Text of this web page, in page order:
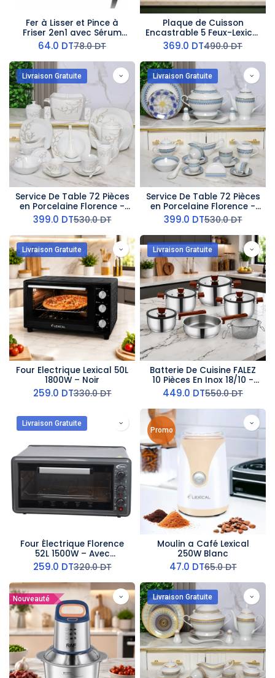
Fer à Lisser et Pince à
Friser 2en1 avec Sérum
Gratuit Lexical 50W
64.0 DT78.0DT
Plaque de Cuisson
Encastrable 5 Feux-Lexical
- Fonte
369.0 DT490.0DT
Livraison Gratuite
Service De Table 72 Pièces
en Porcelaine Florence -
Carré - G2228
399.0 DT530.0DT
Livraison Gratuite
Service De Table 72 Pièces
en Porcelaine Florence -
Rond -G2436
399.0 DT530.0DT
Livraison Gratuite
Four Electrique Lexical 50L
1800W – Noir
259.0 DT330.0DT
Livraison Gratuite
Batterie De Cuisine FALEZ
10 Pièces En Inox 18/10 -
Effet Bois
449.0 DT550.0DT
Livraison Gratuite
Four Électrique Florence
52L 1500W – Avec
Tournebroche &
Turbo Gris Charbon
259.0 DT320.0DT
Promo
Moulin a Café Lexical
250W Blanc
47.0 DT65.0DT
Nouveauté Livraison Gratuite